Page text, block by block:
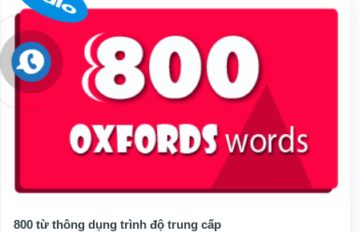
800 từ thông dụng trình độ trung cấp